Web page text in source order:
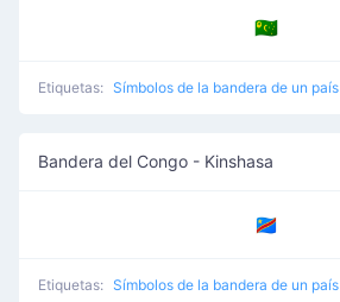
🇨🇨
Etiquetas: Símbolos de la bandera de un país
Bandera del Congo - Kinshasa
🇨🇩
Etiquetas: Símbolos de la bandera de un país